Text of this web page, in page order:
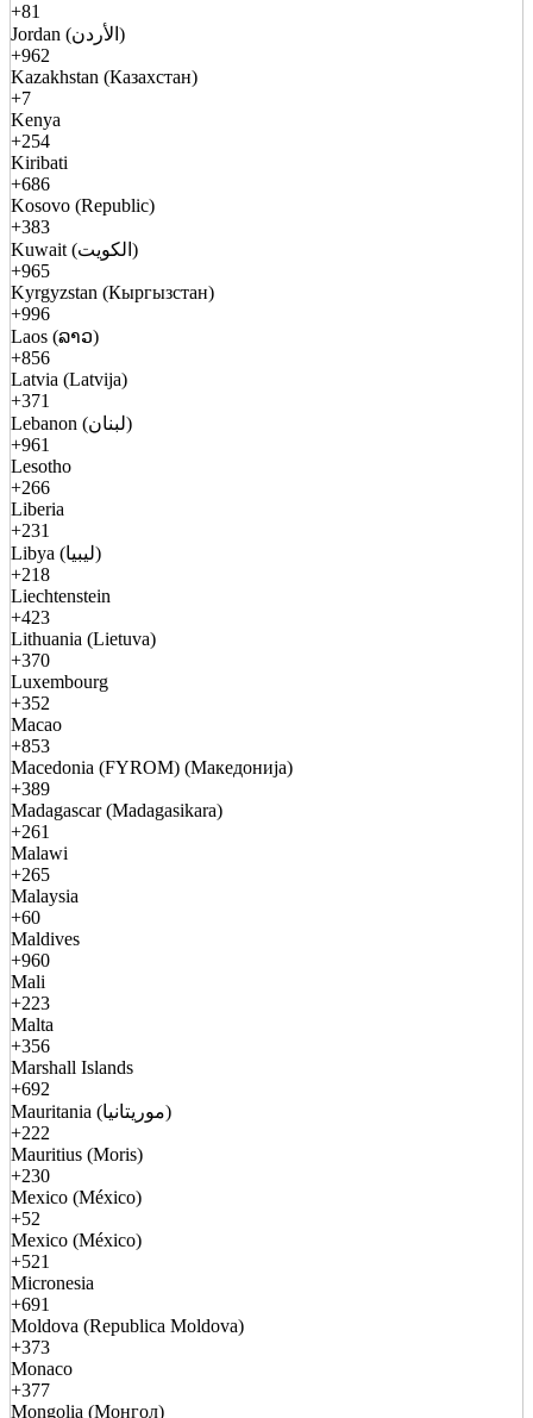
+81
Jordan (الأردن)
+962
Kazakhstan (Казахстан)
+7
Kenya
+254
Kiribati
+686
Kosovo (Republic)
+383
Kuwait (الكويت)
+965
Kyrgyzstan (Кыргызстан)
+996
Laos (ລາວ)
+856
Latvia (Latvija)
+371
Lebanon (لبنان)
+961
Lesotho
+266
Liberia
+231
Libya (ليبيا)
+218
Liechtenstein
+423
Lithuania (Lietuva)
+370
Luxembourg
+352
Macao
+853
Macedonia (FYROM) (Македонија)
+389
Madagascar (Madagasikara)
+261
Malawi
+265
Malaysia
+60
Maldives
+960
Mali
+223
Malta
+356
Marshall Islands
+692
Mauritania (موريتانيا)
+222
Mauritius (Moris)
+230
Mexico (México)
+52
Mexico (México)
+521
Micronesia
+691
Moldova (Republica Moldova)
+373
Monaco
+377
Mongolia (Монгол)